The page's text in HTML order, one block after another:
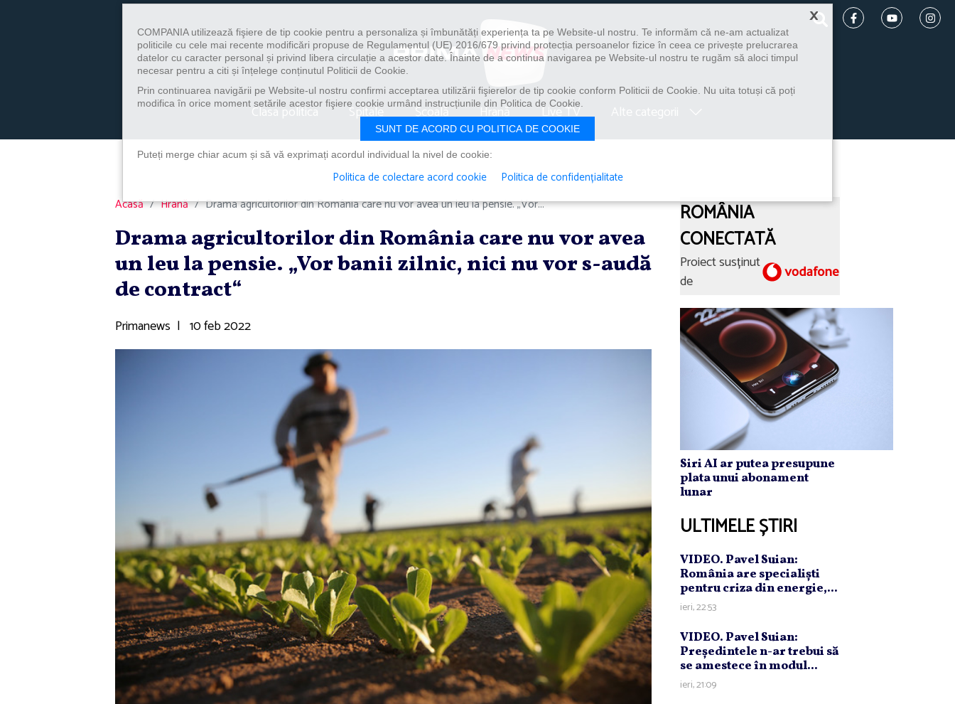
Clasa politica Spitale Școală Hrană Live TV
Acasă Hrană Drama agricultorilor din România care nu vor avea un leu la pensie. „Vor...
Drama agricultorilor din România care nu vor avea
un leu la pensie. „Vor banii zilnic, nici nu vor s-audă
de contract“
Primanews | 10 feb 2022
ROMÂNIA
CONECTATĂ
Proiect susținut
de
Siri AI ar putea presupune
plata unui abonament
lunar
ULTIMELE ȘTIRI
VIDEO. Pavel Suian:
România are specialişti
pentru criza din energie,...
ieri, 22:53
VIDEO. Pavel Suian:
Preşedintele n-ar trebui să
se amestece în modul...
ieri, 21:09
×
COMPANIA utilizează fişiere de tip cookie pentru a personaliza și îmbunătăți experiența ta pe Website-ul nostru. Te informăm că ne-am actualizat
politicile cu cele mai recente modificări propuse de Regulamentul (UE) 2016/679 privind protecția persoanelor fizice în ceea ce privește prelucrarea
datelor cu caracter personal și privind libera circulație a acestor date. Înainte de a continua navigarea pe Website-ul nostru te rugăm să aloci timpul
necesar pentru a citi și înțelege conținutul Politicii de Cookie.
Prin continuarea navigării pe Website-ul nostru confirmi acceptarea utilizării fişierelor de tip cookie conform Politicii de Cookie. Nu uita totuși că poți
modifica în orice moment setările acestor fişiere cookie urmând instrucțiunile din Politica de Cookie.
SUNT DE ACORD CU POLITICA DE COOKIE
Puteți merge chiar acum și să vă exprimați acordul individual la nivel de cookie:
Politica de colectare acord cookie Politica de confidențialitate